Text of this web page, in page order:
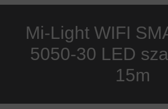
Mi-Light WIFI
5050-30 LED
15m